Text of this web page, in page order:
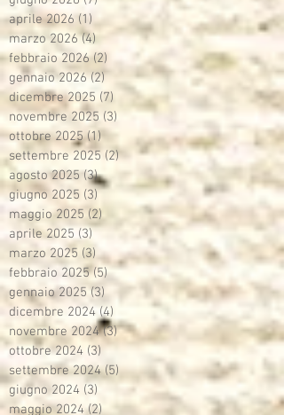
aprile 2026 (1)1 post
marzo 2026 (4) 4 post
febbraio 2026 (2) 2 post
gennaio 2026 (2)2 post
dicembre 2025 (7) 7 post
novembre 2025 (3) 3 post
ottobre 2025 (1)1 post
settembre 2025 (2)2 post
agosto 2025 (3)3 post
giugno 2025 (3)3 post
maggio 2025 (2)
aprile 2025 (3)3 post
marzo 2025 (3)3 post
febbraio 2025 (5)5 post
gennaio 2025 (3) 3 post
dicembre 2024 (4)
novembre 2024 (3)3 post
ottobre 2024 (3) 3 post
settembre 2024 (5)5 post
giugno 2024 (3)
maggio 2024 (2)2 post